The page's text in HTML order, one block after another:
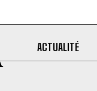
ACTUALITÉ